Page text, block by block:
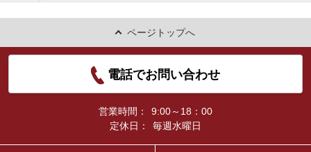
ページトップへ
電話でお問い合わせ
営業時間：
9:00～18：00
定休日：
毎週水曜日